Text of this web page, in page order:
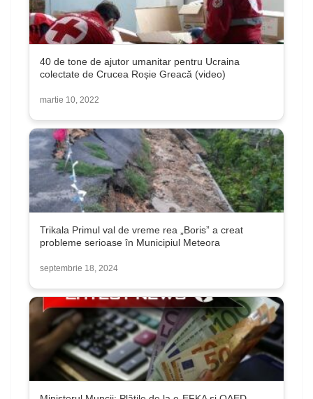
40 de tone de ajutor umanitar pentru Ucraina
colectate de Crucea Roșie Greacă (video)
martie 10, 2022
Trikala Primul val de vreme rea „Boris” a creat
probleme serioase în Municipiul Meteora
septembrie 18, 2024